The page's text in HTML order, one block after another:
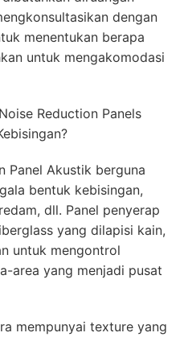
dengan
menentukan berapa
untuk mengakomodasi
Reduction Panels
Panel Akustik berguna
bentuk kebisingan,
dll. Panel penyerap
yang dilapisi kain,
untuk mengontrol
area yang menjadi pusat
mempunyai texture yang